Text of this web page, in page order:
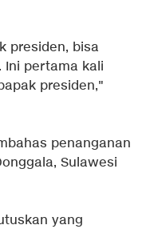
presiden, bisa
Ini pertama kali
presiden,"
penanganan
Sulawesi
yang